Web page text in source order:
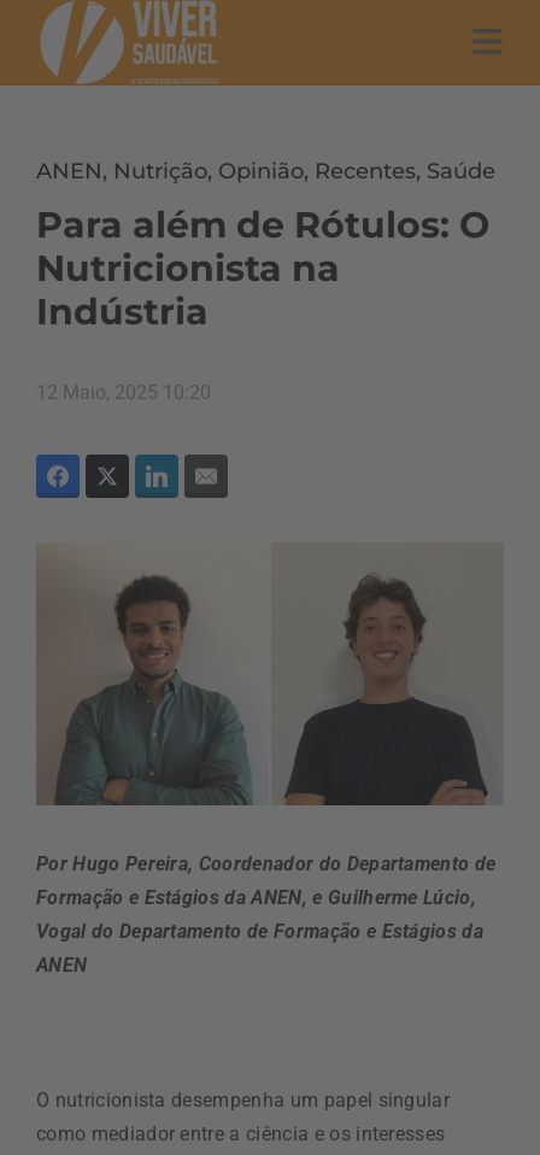
ANEN, Nutrição, Opinião, Recentes, Saúde
Para além de Rótulos: O
Nutricionista na
Indústria
12 Maio, 2025 10:20
Por Hugo Pereira, Coordenador do Departamento de
Formação e Estágios da ANEN, e Guilherme Lúcio,
Vogal do Departamento de Formação e Estágios da
ANEN
O nutricionista desempenha um papel singular
como mediador entre a ciência e os interesses